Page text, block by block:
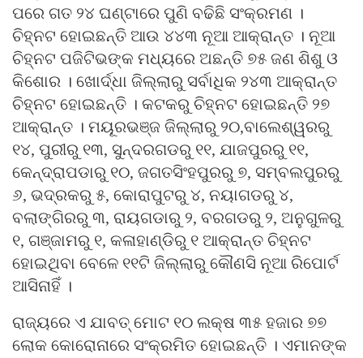
ପରେ ଗତ ୨୪ ଘଣ୍ଟାରେ ପୁଣି ବଢିଛି ସଂକ୍ରମଣ ।
ଚିହ୍ନଟ ହୋଇଛନ୍ତି ଆଉ ୪୪୩ ନୂଆ ଆକ୍ରାନ୍ତ । ନୂଆ
ଚିହ୍ନଟ ପଜିଟିଭଙ୍କ ମଧ୍ୟରେ ଅଛନ୍ତି ୭୫ ଜଣ ଶିଶୁ ଓ
କିଶୋର । ଖୋର୍ଦ୍ଧା ଜିଲ୍ଲାରୁ ସର୍ବାଧିକ ୨୪୩ ଆକ୍ରାନ୍ତ
ଚିହ୍ନଟ ହୋଇଛନ୍ତି । କଟକରୁ ଚିହ୍ନଟ ହୋଇଛନ୍ତି ୨୭
ଆକ୍ରାନ୍ତ । ମୟୂରଭଞ୍ଜ ଜିଲ୍ଲାରୁ ୨୦,ବାଲେଶ୍ୱରରୁ
୧୪, ପୁରୀରୁ ୧୩, ସୁନ୍ଦରଗଡରୁ ୧୧, ଯାଜପୁରରୁ ୧୧,
କେନ୍ଦ୍ରାପଡାରୁ ୧୦, ଜଗତସିଂହପୁରରୁ ୭, ସମ୍ବଲପୁରରୁ
୬, ଭଦ୍ରକରୁ ୫, କୋରାପୁଟରୁ ୪, ନୟାଗଡରୁ ୪,
ବଲାଙ୍ଗିରରୁ ୩, ରାୟଗଡାରୁ ୨, ବରଗଡରୁ ୨, ଅନୁଗୁଳରୁ
୧, ଗଞ୍ଜାମରୁ ୧, କଳାହାଣ୍ଡିରୁ ୧ ଆକ୍ରାନ୍ତ ଚିହ୍ନଟ
ହୋଇଥିବା ବେଳେ ୧୧ଟି ଜିଲ୍ଲାରୁ କୌଣସି ନୂଆ ରିପୋର୍ଟ
ଆସିନାହିଁ ।
ରାଜ୍ୟରେ ଏ ଯାବତ୍ ମୋଟ ୧୦ ଲକ୍ଷ ୩୫ ହଜାର ୭୭
ଲୋକ କୋରୋନାରେ ସଂକ୍ରମିତ ହୋଇଛନ୍ତି । ଏମାନଙ୍କ